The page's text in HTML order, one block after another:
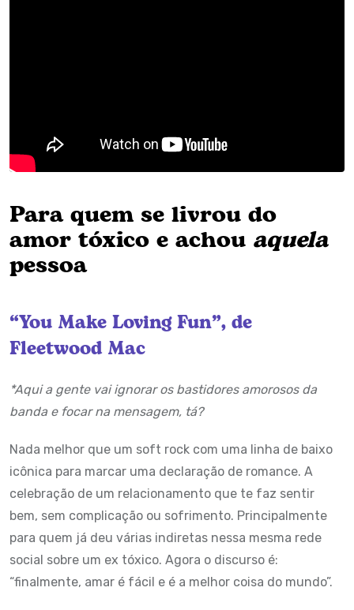
Para quem se livrou do
amor tóxico e achou aquela
pessoa
“You Make Loving Fun”, de
Fleetwood Mac
*Aqui a gente vai ignorar os bastidores amorosos da
banda e focar na mensagem, tá?
Nada melhor que um soft rock com uma linha de baixo
icônica para marcar uma declaração de romance. A
celebração de um relacionamento que te faz sentir
bem, sem complicação ou sofrimento. Principalmente
para quem já deu várias indiretas nessa mesma rede
social sobre um ex tóxico. Agora o discurso é:
“finalmente, amar é fácil e é a melhor coisa do mundo”.